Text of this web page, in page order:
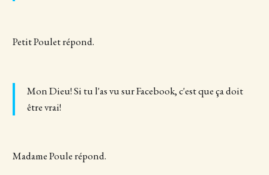
Petit Poulet répond.
Mon Dieu! Si tu l'as vu sur Facebook, c'est que ça doit
être vrai!
Madame Poule répond.